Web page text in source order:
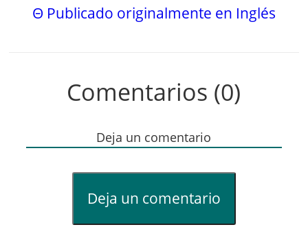
Θ Publicado originalmente en Inglés
Comentarios (0)
Deja un comentario
Deja un comentario